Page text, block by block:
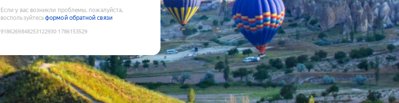
Если у вас возникли проблемы, пожалуйста,
воспользуйтесьформой обратной связи
9186269848253122930:1786153529